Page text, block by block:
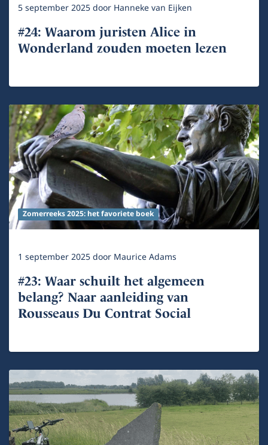
5 september 2025door Hanneke van Eijken
#24: Waarom juristen Alice in
Wonderland zouden moeten lezen
Zomerreeks 2025: het favoriete boek
1 september 2025door Maurice Adams
#23: Waar schuilt het algemeen
belang? Naar aanleiding van
Rousseaus Du Contrat Social